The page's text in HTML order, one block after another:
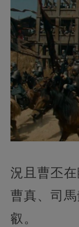
況且曹丕
曹真、司
叡。